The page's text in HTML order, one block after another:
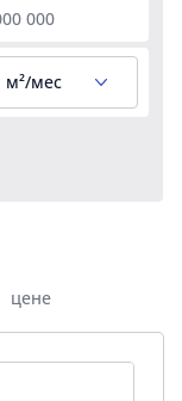
м²/мес
цене